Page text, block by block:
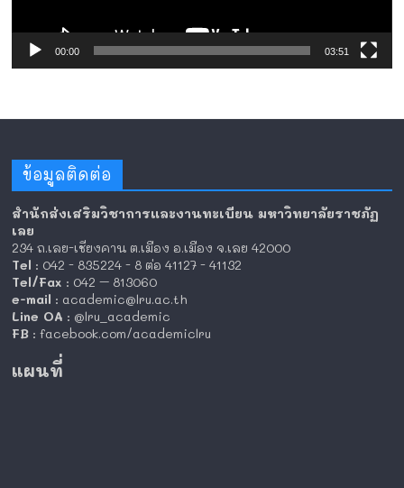
00:00 03:51
ข้อมูลติดต่อ
สำนักส่งเสริมวิชาการและงานทะเบียน มหาวิทยาลัยราชภัฏ
เลย
234 ถ.เลย-เชียงคาน ต.เมือง อ.เมือง จ.เลย 42000
Tel : 042 - 835224 - 8 ต่อ 41127 - 41132
Tel/Fax : 042 – 813060
e-mail : academic@lru.ac.th
Line OA : @lru_academic
FB : facebook.com/academiclru
แผนที่